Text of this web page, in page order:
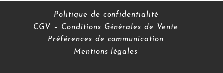
Politique de confidentialité
CGV – Conditions Générales de Vente
Préférences de communication
Mentions légales